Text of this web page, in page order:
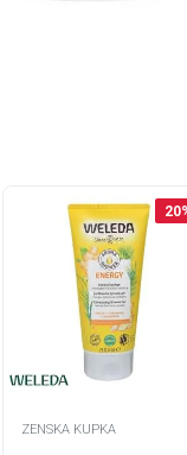
20
ZENSKA KUPKA